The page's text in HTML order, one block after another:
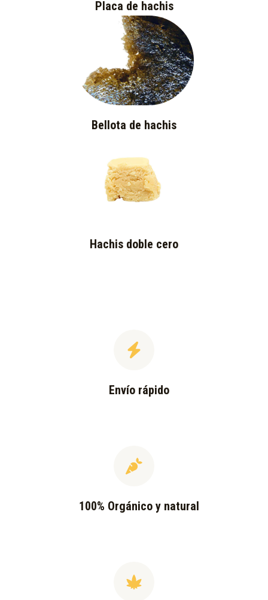
Placa de hachis
Bellota de hachis
Hachis doble cero
Envío rápido
100% Orgánico y natural